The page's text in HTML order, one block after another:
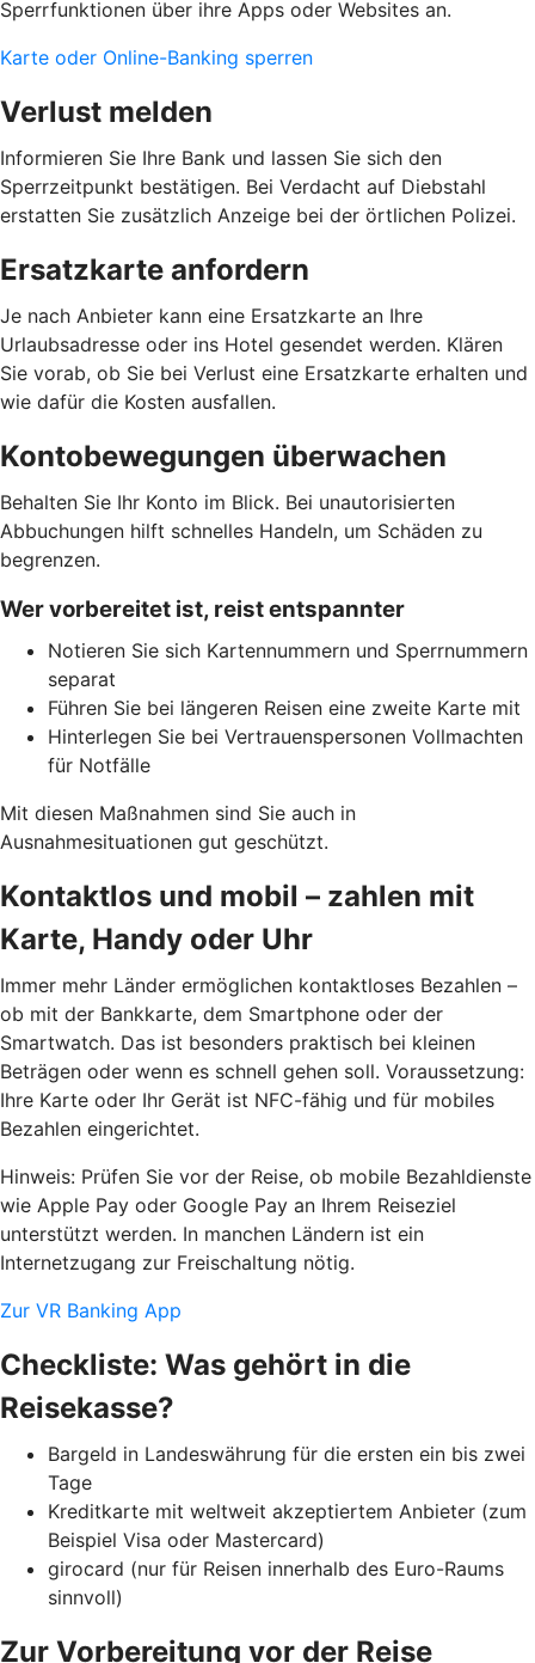
Sperrfunktionen über ihre Apps oder Websites an.
Karte oder Online-Banking sperren
Verlust melden
Informieren Sie Ihre Bank und lassen Sie sich den
Sperrzeitpunkt bestätigen. Bei Verdacht auf Diebstahl
erstatten Sie zusätzlich Anzeige bei der örtlichen Polizei.
Ersatzkarte anfordern
Je nach Anbieter kann eine Ersatzkarte an Ihre
Urlaubsadresse oder ins Hotel gesendet werden. Klären
Sie vorab, ob Sie bei Verlust eine Ersatzkarte erhalten und
wie dafür die Kosten ausfallen.
Kontobewegungen überwachen
Behalten Sie Ihr Konto im Blick. Bei unautorisierten
Abbuchungen hilft schnelles Handeln, um Schäden zu
begrenzen.
Wer vorbereitet ist, reist entspannter
Notieren Sie sich Kartennummern und Sperrnummern
separat
Führen Sie bei längeren Reisen eine zweite Karte mit
Hinterlegen Sie bei Vertrauenspersonen Vollmachten
für Notfälle
Mit diesen Maßnahmen sind Sie auch in
Ausnahmesituationen gut geschützt.
Kontaktlos und mobil – zahlen mit
Karte, Handy oder Uhr
Immer mehr Länder ermöglichen kontaktloses Bezahlen –
ob mit der Bankkarte, dem Smartphone oder der
Smartwatch. Das ist besonders praktisch bei kleinen
Beträgen oder wenn es schnell gehen soll. Voraussetzung:
Ihre Karte oder Ihr Gerät ist NFC-fähig und für mobiles
Bezahlen eingerichtet.
Hinweis: Prüfen Sie vor der Reise, ob mobile Bezahldienste
wie Apple Pay oder Google Pay an Ihrem Reiseziel
unterstützt werden. In manchen Ländern ist ein
Internetzugang zur Freischaltung nötig.
Zur VR Banking App
Checkliste: Was gehört in die
Reisekasse?
Bargeld in Landeswährung für die ersten ein bis zwei
Tage
Kreditkarte mit weltweit akzeptiertem Anbieter (zum
Beispiel Visa oder Mastercard)
girocard (nur für Reisen innerhalb des Euro-Raums
sinnvoll)
Zur Vorbereitung vor der Reise